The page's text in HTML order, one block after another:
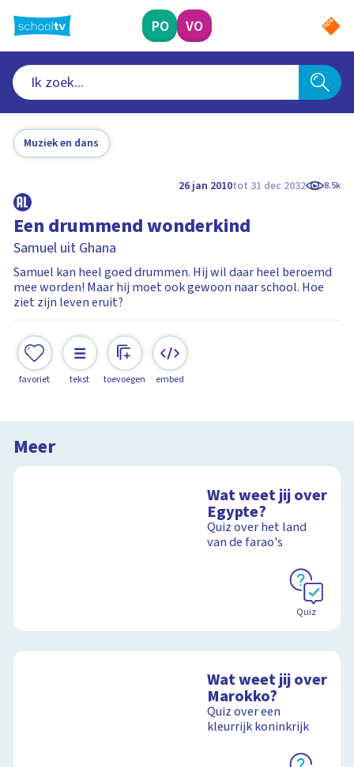
naar
hoofdinhoud
PO VO
Muziek en dans
26 jan 2010tot 31 dec 2032 8.5k
Een drummend wonderkind
Samuel uit Ghana
Samuel kan heel goed drummen. Hij wil daar heel beroemd
mee worden! Maar hij moet ook gewoon naar school. Hoe
ziet zijn leven eruit?
favoriet tekst toevoegen embed
Meer
Wat weet jij over
Egypte?
Quiz over het land
van de farao's
Quiz
Wat weet jij over
Marokko?
Quiz over een
kleurrijk koninkrijk